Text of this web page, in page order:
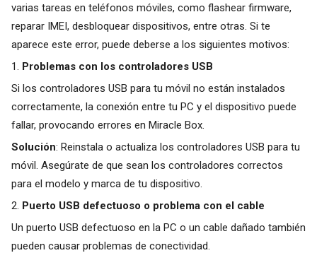
varias tareas en teléfonos móviles, como flashear firmware,
reparar IMEI, desbloquear dispositivos, entre otras. Si te
aparece este error, puede deberse a los siguientes motivos:
1. Problemas con los controladores USB
Si los controladores USB para tu móvil no están instalados
correctamente, la conexión entre tu PC y el dispositivo puede
fallar, provocando errores en Miracle Box.
Solución: Reinstala o actualiza los controladores USB para tu
móvil. Asegúrate de que sean los controladores correctos
para el modelo y marca de tu dispositivo.
2. Puerto USB defectuoso o problema con el cable
Un puerto USB defectuoso en la PC o un cable dañado también
pueden causar problemas de conectividad.